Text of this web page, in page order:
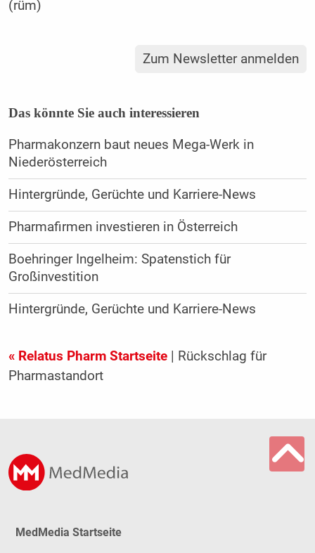
(rüm)
Zum Newsletter anmelden
Das könnte Sie auch interessieren
Pharmakonzern baut neues Mega-Werk in
Niederösterreich
Hintergründe, Gerüchte und Karriere-News
Pharmafirmen investieren in Österreich
Boehringer Ingelheim: Spatenstich für
Großinvestition
Hintergründe, Gerüchte und Karriere-News
« Relatus Pharm Startseite| Rückschlag für
Pharmastandort
MedMedia Startseite